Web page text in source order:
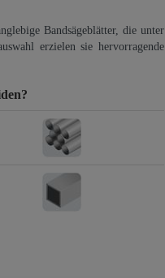
Bandsägeblätter, die unter
erzielen sie hervorragende